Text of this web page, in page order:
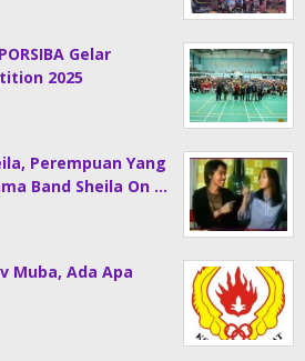
Gelar
2025
Perempuan Yang
Band Sheila On …
Muba, Ada Apa